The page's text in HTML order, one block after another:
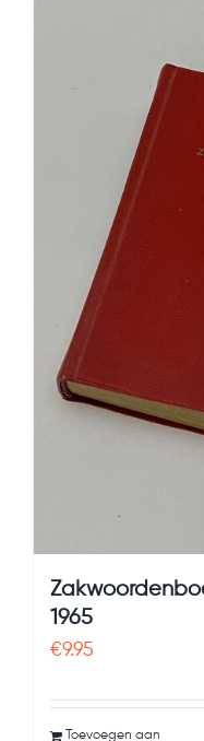
1965
€9.95
Toevoegen aan